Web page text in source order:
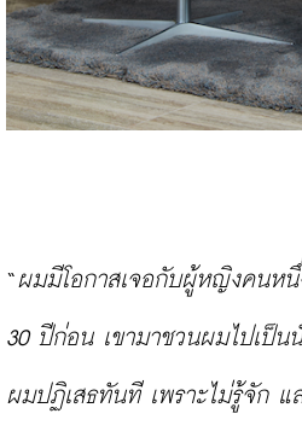
“ผมมีโอกาสเจอกับผู้หญิงคนหนึ่
30 ปีก่อน เขามาชวนผมไปเป็
ผมปฏิเสธทันที เพราะไม่รู้จัก